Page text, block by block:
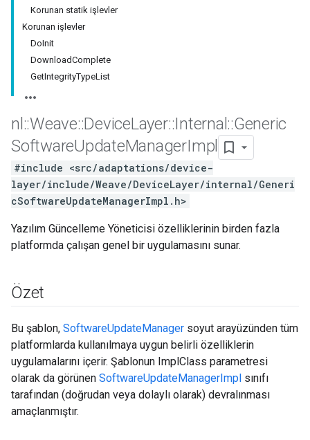
Korunan statik işlevler
Korunan işlevler
DoInit
DownloadComplete
GetIntegrityTypeList
nl ::Weave::DeviceLayer::Internal ::Generic
SoftwareUpdateManagerImpl
#include <src/adaptations/device-
layer/include/Weave/DeviceLayer/internal/Generi
cSoftwareUpdateManagerImpl.h>
Yazılım Güncelleme Yöneticisi özelliklerinin birden fazla
platformda çalışan genel bir uygulamasını sunar.
Özet
Bu şablon, SoftwareUpdateManager soyut arayüzünden tüm
platformlarda kullanılmaya uygun belirli özelliklerin
uygulamalarını içerir. Şablonun ImplClass parametresi
olarak da görünen SoftwareUpdateManagerImpl sınıfı
tarafından (doğrudan veya dolaylı olarak) devralınması
amaçlanmıştır.